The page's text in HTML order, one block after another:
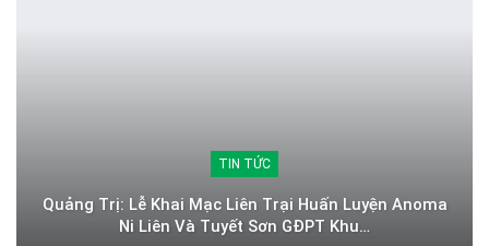
TIN TỨC
Quảng Trị: Lễ Khai Mạc Liên Trại Huấn Luyện Anoma
Ni Liên Và Tuyết Sơn GĐPT Khu…